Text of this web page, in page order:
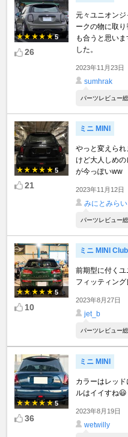
5
26
元々ユニオン
ークの物に取
も合うと思い
した。
2023年11月23日
sumhrak
パーツレビュー
5
21
ミニ MINI
やっと変えら
けど大人しめ
が今っぽいww
2023年11月12日
みにとみらい
パーツレビュー
5
10
ミニ MINI
前期型に付くユ
フィッティング
2023年8月27日
jet_b
パーツレビュー
5
36
ミニ MINI
カラーはレッ
ルはイイすね😃
2023年8月19日
wetwilly